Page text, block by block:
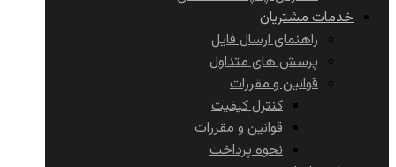
خدمات مشتریان
راهنمای ارسال فایل
پرسش های متداول
قوانین و مقررات
کنترل کیفیت
قوانین و مقررات
نحوه پرداخت